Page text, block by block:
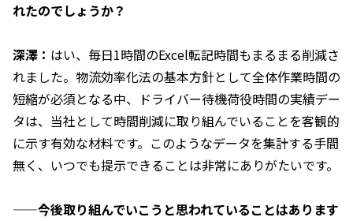
れたのでしょうか？
深澤： はい、毎日1時間のExcel転記時間もまるまる削減さ
れました。物流効率化法の基本方針として全体作業時間の
短縮が必須となる中、ドライバー待機荷役時間の実績デー
タは、当社として時間削減に取り組んでいることを客観的
に示す有効な材料です。このようなデータを集計する手間
無く、いつでも提示できることは非常にありがたいです。
——今後取り組んでいこうと思われていることはあります